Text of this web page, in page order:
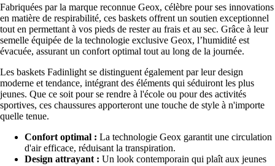
Fabriquées par la marque reconnue Geox, célèbre pour ses innovations
en matière de respirabilité, ces baskets offrent un soutien exceptionnel
tout en permettant à vos pieds de rester au frais et au sec. Grâce à leur
semelle équipée de la technologie exclusive Geox, l’humidité est
évacuée, assurant un confort optimal tout au long de la journée.
Les baskets Fadinlight se distinguent également par leur design
moderne et tendance, intégrant des éléments qui séduiront les plus
jeunes. Que ce soit pour se rendre à l'école ou pour des activités
sportives, ces chaussures apporteront une touche de style à n'importe
quelle tenue.
Confort optimal : La technologie Geox garantit une circulation
d'air efficace, réduisant la transpiration.
Design attrayant : Un look contemporain qui plaît aux jeunes